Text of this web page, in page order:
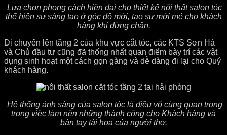
Lựa chọn phong cách hiện đại cho thiết kế nội thất salon tóc
thể hiện sự sáng tạo ở góc độ mới, tạo sự mới mẻ cho khách
hàng khi dừng chân.
Di chuyển lên tầng 2 của khu vực cắt tóc, các KTS Sơn Hà
và Chủ đầu tư cũng đã thống nhất quan điểm bày trí các vật
dụng sinh hoạt một cách gọn gàng và dễ dàng đi lại cho Quý
khách hàng.
Hệ thống ánh sáng của salon tóc là điều vô cùng quan trọng
trong việc làm nên những thành công cho Khách hàng và
bàn tay tài hoa của người thợ.